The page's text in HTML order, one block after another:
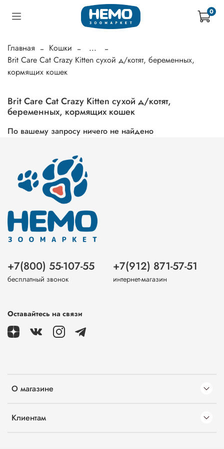
0
Главная Кошки
...
Brit Care Cat Crazy Kitten сухой д/котят, беременных,
кормящих кошек
Brit Care Cat Crazy Kitten сухой д/котят,
беременных, кормящих кошек
По вашему запросу ничего не найдено
О магазине
Клиентам
+7(800) 55-107-55
бесплатный звонок
+7(912) 871-57-51
интернет-магазин
Оставайтесь на связи